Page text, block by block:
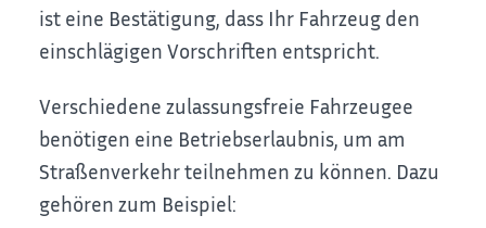
ist eine Bestätigung, dass Ihr Fahrzeug den
einschlägigen Vorschriften entspricht.
Verschiedene zulassungsfreie Fahrzeugee
benötigen eine Betriebserlaubnis, um am
Straßenverkehr teilnehmen zu können. Dazu
gehören zum Beispiel: